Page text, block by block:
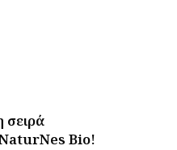
σειρά
NaturNes Bio!